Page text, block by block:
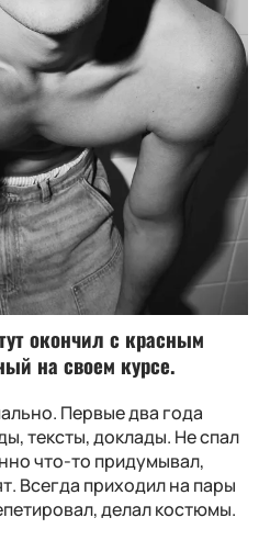
окончил с красным
на своем курсе.
Первые два года
тексты, доклады. Не спал
что-то придумывал,
Всегда приходил на пары
делал костюмы.